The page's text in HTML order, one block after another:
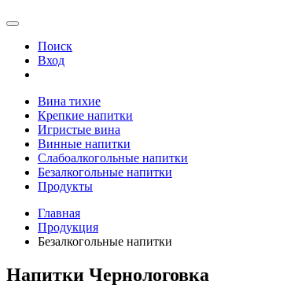
Поиск
Вход
Вина тихие
Крепкие напитки
Игристые вина
Винные напитки
Слабоалкогольные напитки
Безалкогольные напитки
Продукты
Главная
Продукция
Безалкогольные напитки
Напитки Чернологовка